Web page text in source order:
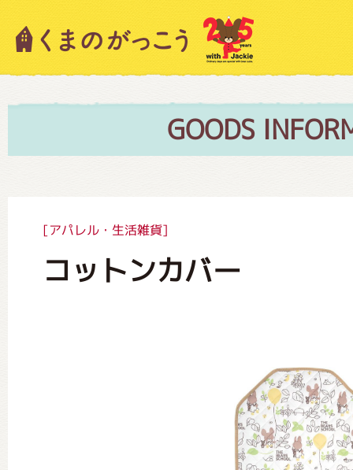
GOODS
[アパレル・生活雑貨]
コットンカバー
キャラクター紹介
絵本・作家紹介
グッズインフォメーション